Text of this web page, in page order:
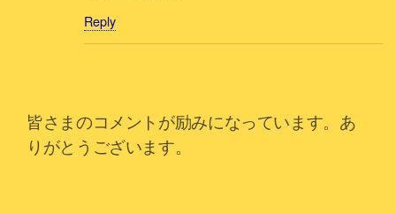
Reply
皆さまのコメントが励みになっています。あ
りがとうございます。